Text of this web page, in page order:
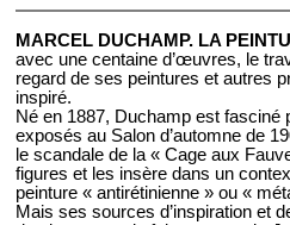
MARCEL DUCHAMP. LA
avec une centaine d’œuvres, le
regard de ses peintures et autres
inspiré.
Né en 1887, Duchamp est fasciné
exposés au Salon d’automne de
le scandale de la « Cage aux
figures et les insère dans un
peinture « antirétinienne » ou «
Mais ses sources d’inspiration et